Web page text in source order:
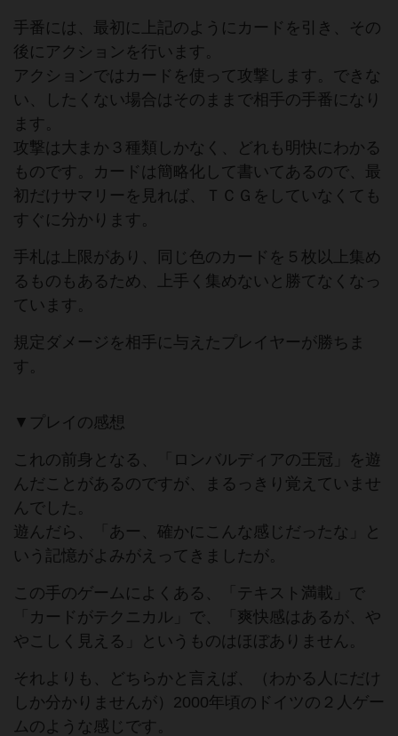
手番には、最初に上記のようにカードを引き、その
後にアクションを行います。
アクションではカードを使って攻撃します。できな
い、したくない場合はそのままで相手の手番になり
ます。
攻撃は大まか３種類しかなく、どれも明快にわかる
ものです。カードは簡略化して書いてあるので、最
初だけサマリーを見れば、ＴＣＧをしていなくても
すぐに分かります。
手札は上限があり、同じ色のカードを５枚以上集め
るものもあるため、上手く集めないと勝てなくなっ
ています。
規定ダメージを相手に与えたプレイヤーが勝ちま
す。
▼プレイの感想
これの前身となる、「ロンバルディアの王冠」を遊
んだことがあるのですが、まるっきり覚えていませ
んでした。
遊んだら、「あー、確かにこんな感じだったな」と
いう記憶がよみがえってきましたが。
この手のゲームによくある、「テキスト満載」で
「カードがテクニカル」で、「爽快感はあるが、や
やこしく見える」というものはほぼありません。
それよりも、どちらかと言えば、（わかる人にだけ
しか分かりませんが）2000年頃のドイツの２人ゲー
ムのような感じです。